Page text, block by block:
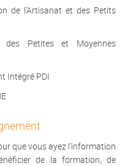
de l’Artisanat et des Petits
des Petites et Moyennes
Intégré PDI
que vous ayez l’information
de la formation, de